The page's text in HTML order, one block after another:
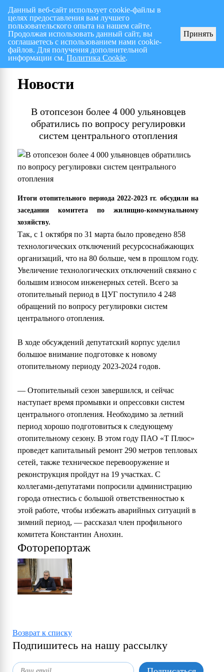
Перспективный план работ на I полугодие 2026 г.
Новости
В отопсезон более 4 000 ульяновцев
обратились по вопросу регулировки
систем центрального отопления
Итоги отопительного периода 2022-2023 гг. обсудили на
заседании комитета по жилищно-коммунальному
хозяйству.
Так, с 1 октября по 31 марта было проведено 858
технологических отключений ресурсоснабжающих
организаций, что на 80 больше, чем в прошлом году.
Увеличение технологических отключений связано с
большим износом инженерных сетей. Всего за
отопительный период в ЦУГ поступило 4 248
обращений по вопросу регулировки систем
центрального отопления.
В ходе обсуждений депутатский корпус уделил
большое внимание подготовке к новому
отопительному периоду 2023-2024 годов.
— Отопительный сезон завершился, и сейчас
наступает время промывки и опрессовки систем
центрального отопления. Необходимо за летний
период хорошо подготовиться к следующему
отопительному сезону. В этом году ПАО «Т Плюс»
проведет капитальный ремонт 290 метров тепловых
сетей, также техническое перевооружение и
реконструкция пройдут на 19 участках. С
коллегами-депутатами попросили администрацию
города отнестись с большой ответственностью к
этой работе, чтобы избежать аварийных ситуаций в
зимний период, — рассказал член профильного
комитета Константин Анохин.
Фоторепортаж
Возврат к списку
Подпишитесь на нашу рассылку
Данный веб-сайт использует cookie-файлы в
целях предоставления вам лучшего
пользовательского опыта на нашем сайте.
Продолжая использовать данный сайт, вы
соглашаетесь с использованием нами cookie-
файлов. Для получения дополнительной
информации см.Политика Cookie.
Принять